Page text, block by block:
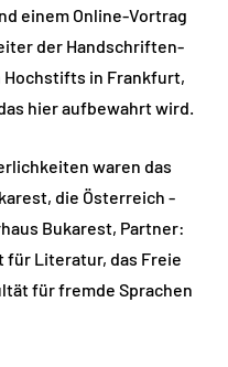
einem Online-Vortrag
der Handschriften-
Hochstifts in Frankfurt,
hier aufbewahrt wird.
waren das
die Österreich -
Bukarest, Partner:
für Literatur, das Freie
für fremde Sprachen